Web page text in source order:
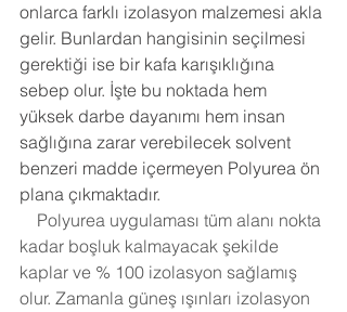
onlarca farklı izolasyon malzemesi akla
gelir. Bunlardan hangisinin seçilmesi
gerektiği ise bir kafa karışıklığına
sebep olur. İşte bu noktada hem
yüksek darbe dayanımı hem insan
sağlığına zarar verebilecek solvent
benzeri madde içermeyen Polyurea ön
plana çıkmaktadır.
kadar boşluk kalmayacak şekilde
kaplar ve % 100 izolasyon sağlamış
olur. Zamanla güneş ışınları izolasyon